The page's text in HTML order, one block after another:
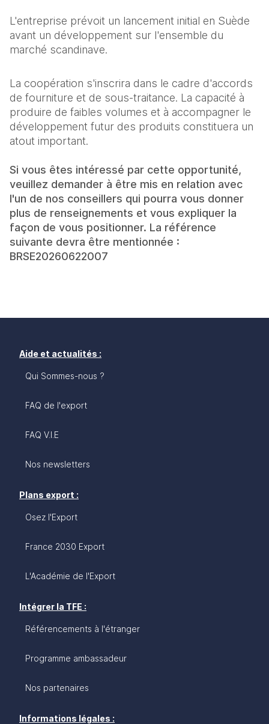
L'entreprise prévoit un lancement initial en Suède
avant un développement sur l'ensemble du
marché scandinave.
La coopération s'inscrira dans le cadre d'accords
de fourniture et de sous-traitance. La capacité à
produire de faibles volumes et à accompagner le
développement futur des produits constituera un
atout important.
Si vous êtes intéressé par cette opportunité,
veuillez demander à être mis en relation avec
l'un de nos conseillers qui pourra vous donner
plus de renseignements et vous expliquer la
façon de vous positionner. La référence
suivante devra être mentionnée :
BRSE20260622007
Aide et actualités :
Qui Sommes-nous ?
FAQ de l'export
FAQ V.I.E
Nos newsletters
Plans export :
Osez l'Export
France 2030 Export
L'Académie de l'Export
Intégrer la TFE :
Référencements à l'étranger
Programme ambassadeur
Nos partenaires
Informations légales :